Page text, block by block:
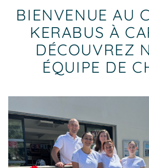
BIENVENUE AU
KERABUS À
DÉCOUVREZ
ÉQUIPE DE